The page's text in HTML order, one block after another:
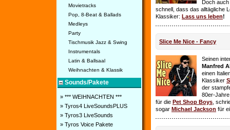
Movietracks
Pop, 8-Beat & Ballads
Medleys
Party
Tischmusik Jazz & Swing
Instrumentals
Latin & Ballsaal
Weihnachten & Klassik
Sounds/Pakete
» *** WEIHNACHTEN ***
» Tyros4 LiveSoundsPLUS
» Tyros3 LiveSounds
» Tyros Voice Pakete
Doch auch
schnell, dass das alltägliche
Klassiker: Lass uns leben!
Slice Me Nice - Fancy
Seinen
Manfred
einen
Klassiker
der
80er-
für die Pet Shop Boys ,
sogar Michael Jackson für